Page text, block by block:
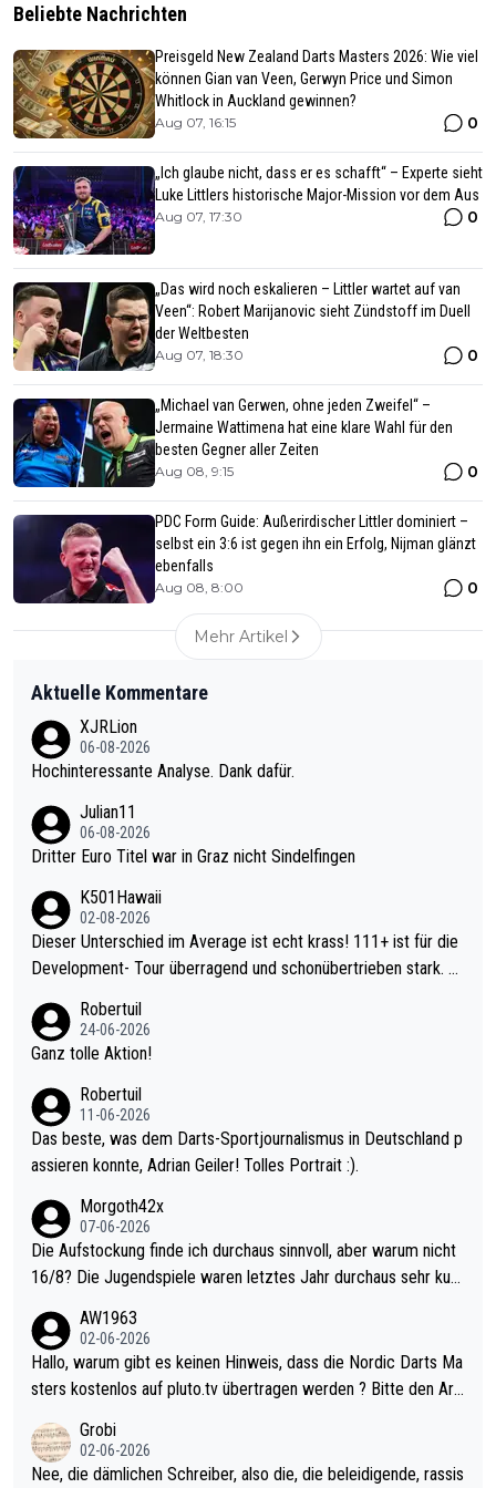
Beliebte Nachrichten
Preisgeld New Zealand Darts Masters 2026: Wie viel
können Gian van Veen, Gerwyn Price und Simon
Whitlock in Auckland gewinnen?
Aug 07, 16:15 0
„Ich glaube nicht, dass er es schafft“ – Experte sieht
Luke Littlers historische Major-Mission vor dem Aus
Aug 07, 17:30 0
„Das wird noch eskalieren – Littler wartet auf van
Veen“: Robert Marijanovic sieht Zündstoff im Duell
der Weltbesten
Aug 07, 18:30 0
„Michael van Gerwen, ohne jeden Zweifel“ –
Jermaine Wattimena hat eine klare Wahl für den
besten Gegner aller Zeiten
Aug 08, 9:15 0
PDC Form Guide: Außerirdischer Littler dominiert –
selbst ein 3:6 ist gegen ihn ein Erfolg, Nijman glänzt
ebenfalls
Aug 08, 8:00 0
Mehr Artikel
Aktuelle Kommentare
XJRLion
06-08-2026
Hochinteressante Analyse. Dank dafür.
Julian11
06-08-2026
Dritter Euro Titel war in Graz nicht Sindelfingen
K501Hawaii
02-08-2026
Dieser Unterschied im Average ist echt krass! 111+ ist für die
Development- Tour überragend und schonübertrieben stark. U
mal 40+ erst recht. Da gewinnst keinen Blumentopf - ist ja noc
h krasser wie ein Pokalspiel eines Kreisligisten vs einem Bund
Robertuil
24-06-2026
Ganz tolle Aktion!
Robertuil
11-06-2026
Das beste, was dem Darts-Sportjournalismus in Deutschland p
assieren konnte, Adrian Geiler! Tolles Portrait :).
Morgoth42x
07-06-2026
Die Aufstockung finde ich durchaus sinnvoll, aber warum nicht
16/8? Die Jugendspiele waren letztes Jahr durchaus sehr kurz
Allerdings ist Mitchell Lawrie als Nummer 1 der Welt eh qualifi
ziert. Somit ändert die automatische Qualifikation des Weltmei
sters erstmal nichts. Ich denke sie wollen damit für nächstes J
ohl wenig WDF Turniere spielen. Dies war bei Archie Self letzt
es Jahr der Fall. Er musste als amtierender Weltmeister durch
AW1963
02-06-2026
Hallo, warum gibt es keinen Hinweis, dass die Nordic Darts Ma
sters kostenlos auf pluto.tv übertragen werden ? Bitte den Arti
Grobi
02-06-2026
Nee, die dämlichen Schreiber, also die, die beleidigende, rassis